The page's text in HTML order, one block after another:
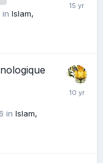
in Islam,
in Islam,